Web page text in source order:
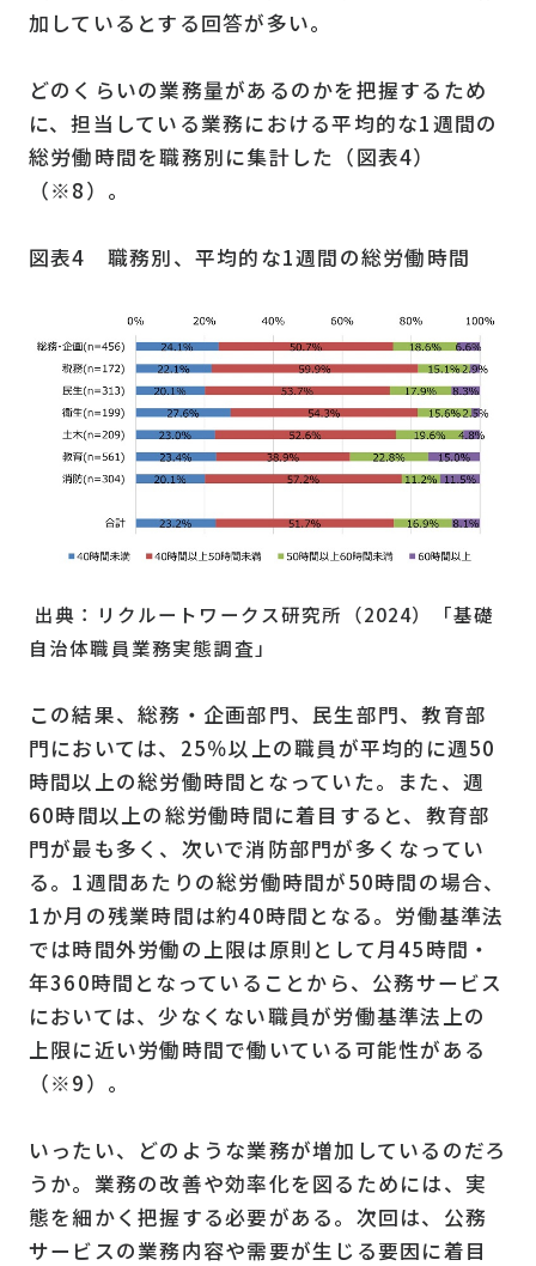
加しているとする回答が多い。
どのくらいの業務量があるのかを把握するため
に、担当している業務における平均的な1週間の
総労働時間を職務別に集計した（図表4）
（※8）。
図表4 職務別、平均的な1週間の総労働時間
出典：リクルートワークス研究所（2024）「基礎
自治体職員業務実態調査」
この結果、総務・企画部門、民生部門、教育部
門においては、25％以上の職員が平均的に週50
時間以上の総労働時間となっていた。また、週
60時間以上の総労働時間に着目すると、教育部
門が最も多く、次いで消防部門が多くなってい
る。1週間あたりの総労働時間が50時間の場合、
1か月の残業時間は約40時間となる。労働基準法
では時間外労働の上限は原則として月45時間・
年360時間となっていることから、公務サービス
においては、少なくない職員が労働基準法上の
上限に近い労働時間で働いている可能性がある
（※9）。
いったい、どのような業務が増加しているのだろ
うか。業務の改善や効率化を図るためには、実
態を細かく把握する必要がある。次回は、公務
サービスの業務内容や需要が生じる要因に着目